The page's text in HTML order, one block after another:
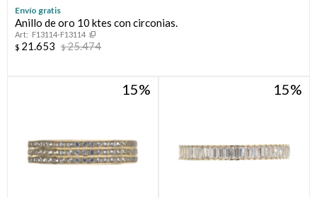
Envío gratis
Anillo de oro 10 ktes con circonias.
F13114-F13114
$ 21.653 $25.474
15 15
Compromiso